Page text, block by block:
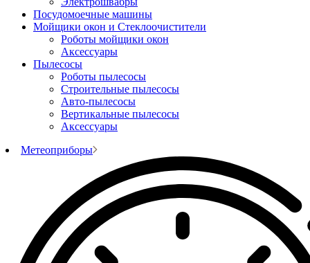
Посудомоечные машины
Мойщики окон и Стеклоочистители
Роботы мойщики окон
Аксессуары
Пылесосы
Роботы пылесосы
Строительные пылесосы
Авто-пылесосы
Вертикальные пылесосы
Аксессуары
Метеоприборы